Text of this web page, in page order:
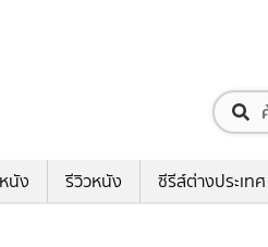
นัง รีวิวหนัง ซีรีส์ต่างประเทศ